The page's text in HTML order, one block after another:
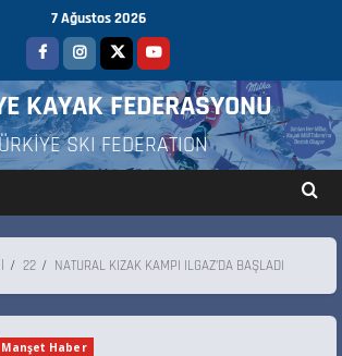
7 Ağustos 2026
KAYAK FEDERASYONU
SKI FEDERATION
22 NATURAL KIZAK KAMPI ILGAZ’DA BAŞLADI
Manşet Haber